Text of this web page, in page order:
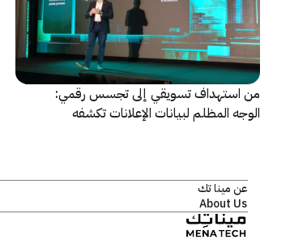
من استهداف تسويقي إلى تجسس رقمي:
الوجه المظلم لبيانات الإعلانات تكشفه
عن مينا تك
About Us